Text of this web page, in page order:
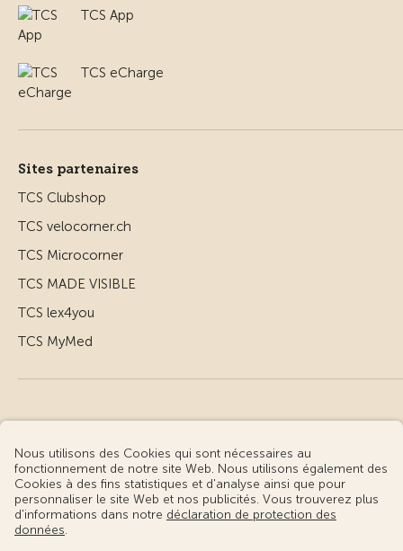
TCS App
TCS eCharge
Sites partenaires
TCS Clubshop
TCS velocorner.ch
TCS Microcorner
TCS MADE VISIBLE
TCS lex4you
TCS MyMed